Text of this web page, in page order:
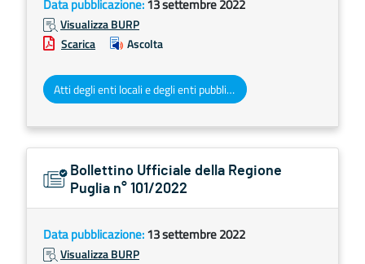
Data pubblicazione:13 settembre 2022
Visualizza BURP
Scarica
Ascolta
Atti degli enti locali e degli enti pubblici e privati
Bollettino Ufficiale della Regione
Puglia n° 101/2022
Data pubblicazione:13 settembre 2022
Visualizza BURP